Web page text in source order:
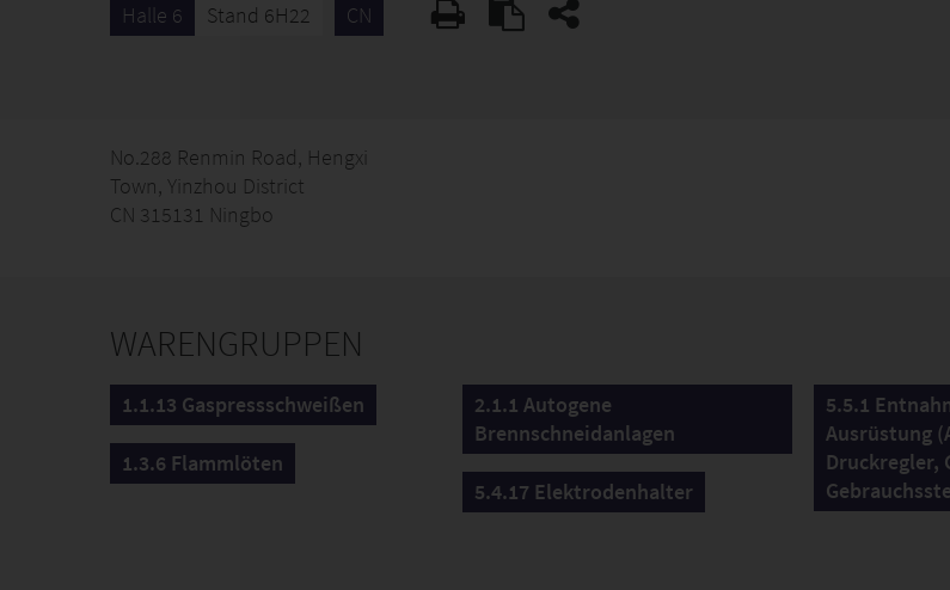
Halle 6 Stand 6H22 CN
No.288 Renmin Road, Hengxi
Town, Yinzhou District
CN 315131 Ningbo
WARENGRUPPEN
1.1.13 Gaspressschweißen
1.3.6 Flammlöten
2.1.1 Autogene
Brennschneidanlagen
5.4.17 Elektrodenhalter
5.5.1
Ausrüstung
Druckregler,